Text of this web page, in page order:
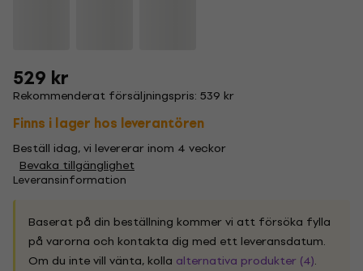
529 kr
Rekommenderat försäljningspris: 539 kr
Finns i lager hos leverantören
Beställ idag, vi levererar inom 4 veckor
Bevaka tillgänglighet
Leveransinformation
Baserat på din beställning kommer vi att försöka fylla
på varorna och kontakta dig med ett leveransdatum.
Om du inte vill vänta, kolla alternativa produkter (4).